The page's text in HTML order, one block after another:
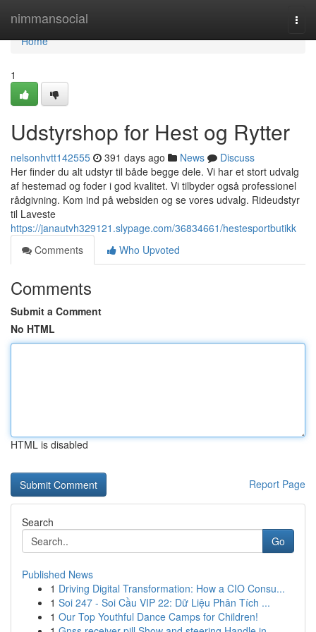
nimmansocial
Home
Home
1
Udstyrshop for Hest og Rytter
nelsonhvtt142555 391 days ago News
Discuss
Her finder du alt udstyr til både begge dele. Vi har et stort udvalg
af hestemad og foder i god kvalitet. Vi tilbyder også professionel
rådgivning. Kom ind på websiden og se vores udvalg. Rideudstyr
til Laveste
https://janautvh329121.slypage.com/36834661/hestesportbutikk
Comments
Who Upvoted
Comments
Submit a Comment
No HTML
HTML is disabled
Report Page
Search
Go
Published News
1 Driving Digital Transformation: How a CIO Consu...
1 Soi 247 - Soi Cầu VIP 22: Dữ Liệu Phân Tích ...
1 Our Top Youthful Dance Camps for Children!